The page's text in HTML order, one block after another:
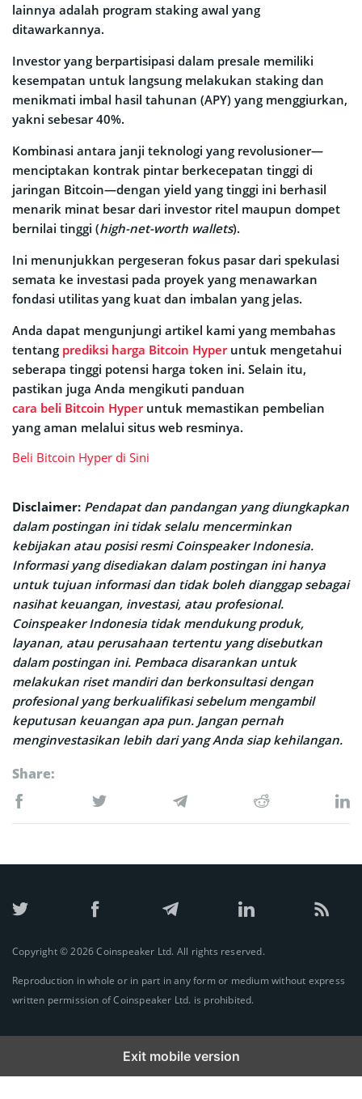
lainnya adalah program staking awal yang
ditawarkannya.
Investor yang berpartisipasi dalam presale memiliki
kesempatan untuk langsung melakukan staking dan
menikmati imbal hasil tahunan (APY) yang menggiurkan,
yakni sebesar 40%.
Kombinasi antara janji teknologi yang revolusioner—
menciptakan kontrak pintar berkecepatan tinggi di
jaringan Bitcoin—dengan yield yang tinggi ini berhasil
menarik minat besar dari investor ritel maupun dompet
bernilai tinggi (high-net-worth wallets).
Ini menunjukkan pergeseran fokus pasar dari spekulasi
semata ke investasi pada proyek yang menawarkan
fondasi utilitas yang kuat dan imbalan yang jelas.
Anda dapat mengunjungi artikel kami yang membahas
tentang prediksi harga Bitcoin Hyperuntuk mengetahui
seberapa tinggi potensi harga token ini. Selain itu,
pastikan juga Anda mengikuti panduan
cara beli Bitcoin Hyperuntuk memastikan pembelian
yang aman melalui situs web resminya.
Beli Bitcoin Hyper di Sini
Disclaimer: Pendapat dan pandangan yang diungkapkan
dalam postingan ini tidak selalu mencerminkan
kebijakan atau posisi resmi Coinspeaker Indonesia.
Informasi yang disediakan dalam postingan ini hanya
untuk tujuan informasi dan tidak boleh dianggap sebagai
nasihat keuangan, investasi, atau profesional.
Coinspeaker Indonesia tidak mendukung produk,
layanan, atau perusahaan tertentu yang disebutkan
dalam postingan ini. Pembaca disarankan untuk
melakukan riset mandiri dan berkonsultasi dengan
profesional yang berkualifikasi sebelum mengambil
keputusan keuangan apa pun. Jangan pernah
menginvestasikan lebih dari yang Anda siap kehilangan.
Share:
Copyright © 2026 Coinspeaker Ltd. All rights reserved.
Reproduction in whole or in part in any form or medium without express
written permission of Coinspeaker Ltd. is prohibited.
Exit mobile version